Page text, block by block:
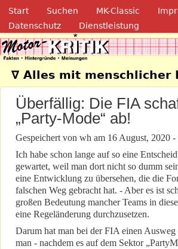
Direkt zum Inhalt
Navigation
Start Suchen MK-Classic
Datenschutz
Dienstleistung
Motor-
∇ Alles mit menschlicher
Überfällig: Die FIA
„Party-Mode“ ab!
Gespeichert von wh am 16 August, 2020 -
Ich habe schon lange auf so eine
gewartet, weil man dort nicht so dumm
eine Entwicklung zu übersehen, die die
falschen Weg gebracht hat. - Aber es ist
großen Bedeutung mancher Teams in
eine Regeländerung durchzusetzen.
Darum hat man bei der FIA einen
man - nachdem es auf dem Sektor